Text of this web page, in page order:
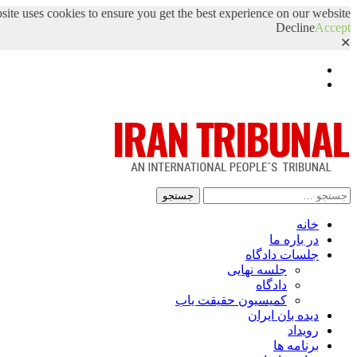
uses cookies to ensure you get the best experience on our website.
DeclineAccept
✕
جستجو
خانه
در باره ما
جلسات دادگاه
جلسه نهایی
دادگاه
کمیسیون حقیقت یاب
دیده بان ایران
رویداد
برنامه ها